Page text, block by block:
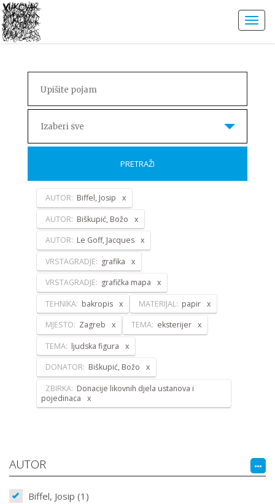
Izaberi sve
PRETRAŽI
AUTOR: Biffel, Josip
AUTOR: Biškupić, Božo
AUTOR: Le Goff, Jacques
VRSTAGRADJE: grafika
VRSTAGRADJE: grafička mapa
TEHNIKA: bakropis MATERIJAL: papir
MJESTO: Zagreb TEMA: eksterijer
TEMA: ljudska figura
DONATOR: Biškupić, Božo
ZBIRKA: Donacije likovnih djela ustanova i
pojedinaca
AUTOR
Biffel, Josip (1)